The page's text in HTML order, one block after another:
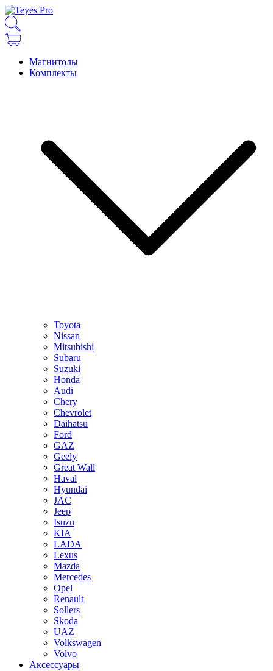
Магнитолы
Комплекты
Toyota
Nissan
Mitsubishi
Subaru
Suzuki
Honda
Audi
Chery
Chevrolet
Daihatsu
Ford
GAZ
Geely
Great Wall
Haval
Hyundai
JAC
Jeep
Isuzu
KIA
LADA
Lexus
Mazda
Mercedes
Opel
Renault
Sollers
Skoda
UAZ
Volkswagen
Volvo
Аксессуары